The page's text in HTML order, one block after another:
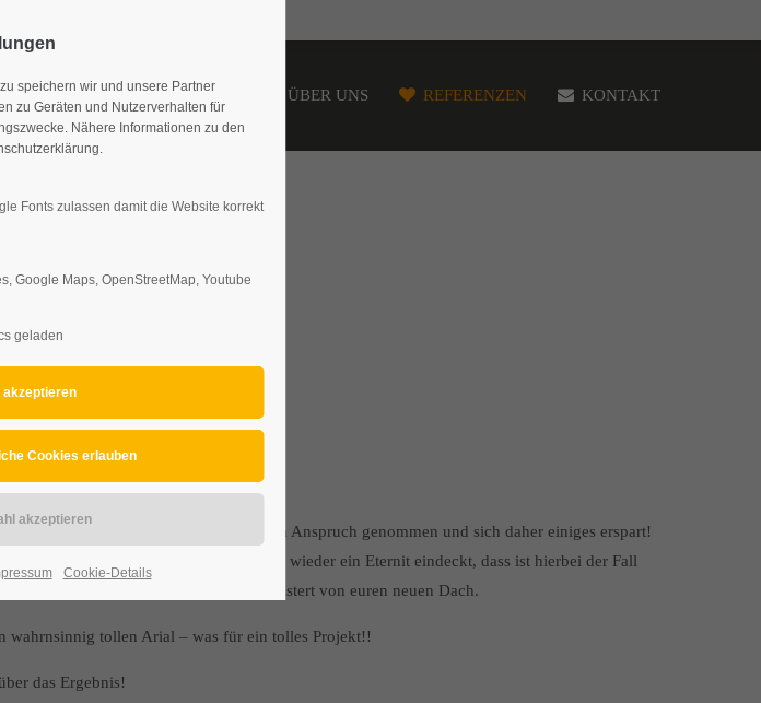
UNSERE LEISTUNGEN ÜBER UNS REFERENZEN KONTAKT
die Dach zurück Aktion von Eternit in Anspruch genommen und sich daher einiges erspart!
für den Kunden, wenn er wieder ein Eternit eindeckt, dass ist hierbei der Fall
ist supertoll geworden. Wir sind begeistert von euren neuen Dach.
wahrnsinnig tollen Arial – was für ein tolles Projekt!!
das Ergebnis!
speichern wir und unsere Partner
zu Geräten und Nutzerverhalten für
Nähere Informationen zu den
Fonts zulassen damit die Website korrekt
Google Maps, OpenStreetMap, Youtube
geladen
Cookie-Details